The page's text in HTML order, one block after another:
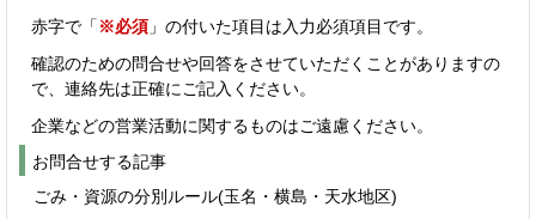
赤字で「 ※必須 」の付いた項目は入力必須項目です。
確認のための問合せや回答をさせていただくことがありますの
で、連絡先は正確にご記入ください。
企業などの営業活動に関するものはご遠慮ください。
お問合せする記事
ごみ・資源の分別ルール(玉名・横島・天水地区)